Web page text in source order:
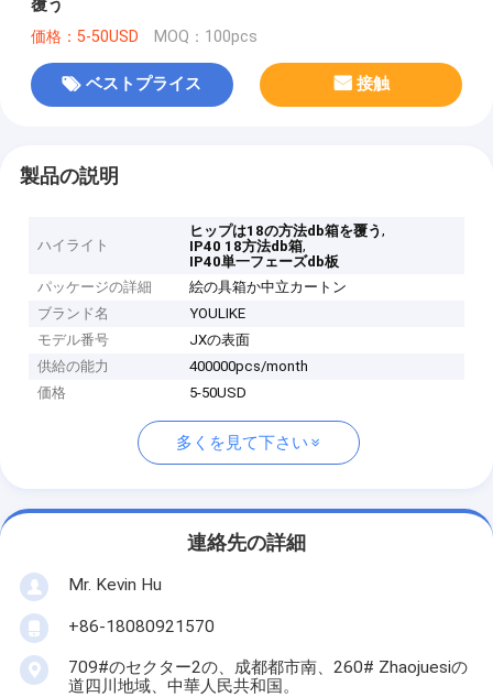
覆う
価格：5-50USD MOQ：100pcs
ベストプライス 接触
製品の説明
ハイライト
ヒップは18の方法db箱を覆う,
IP40 18方法db箱,
IP40単一フェーズdb板
パッケージの詳細
絵の具箱か中立カートン
ブランド名
YOULIKE
モデル番号
JXの表面
供給の能力
400000pcs/month
価格
5-50USD
多くを見て下さい
連絡先の詳細
Mr. Kevin Hu
+86-18080921570
709#のセクター2の、成都都市南、260# Zhaojuesiの
道四川地域、中華人民共和国。